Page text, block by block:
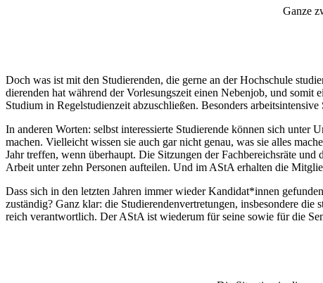
Ganze
Doch was ist mit den Stu­die­renden, die gerne an der Hoch­schule
die­renden hat während der Vor­le­sungszeit einen Nebenjob, und somit
Studium in Regel­stu­di­enzeit abzu­schließen. Besonders
In anderen Worten: selbst inter­es­sierte Stu­die­rende können sich
machen. Viel­leicht wissen sie auch gar nicht genau, was sie alles
Jahr treffen, wenn über­haupt. Die Sit­zungen der Fach­be­reichsräte
Arbeit unter zehn Per­sonen auf­teilen. Und im AStA erhalten die
Dass sich in den letzten Jahren immer wieder Kandidat*innen
zuständig? Ganz klar: die Stu­die­ren­den­ver­tre­tungen, ins­be­sondere
reich ver­ant­wortlich. Der AStA ist wie­derum für seine sowie für die